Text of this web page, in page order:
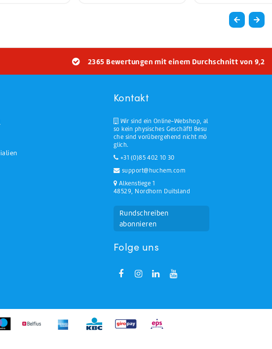
2365 Bewertungen mit einem Durchschnitt von 9,2
Kontakt
Wir sind ein Online-Webshop, al
so kein physisches Geschäft! Besu
che sind vorübergehend nicht mö
glich.
+31 (0)85 402 10 30
support@huchem.com
Alkenstiege 1
48529, Nordhorn Duitsland
Rundschreiben
abonnieren
Folge uns